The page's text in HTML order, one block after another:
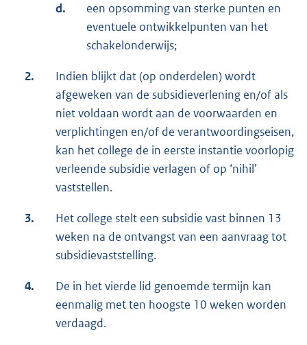
d.
een opsomming van sterke punten en
eventuele ontwikkelpunten van het
schakelonderwijs;
2.
Indien blijkt dat (op onderdelen) wordt
afgeweken van de subsidieverlening en/of als
niet voldaan wordt aan de voorwaarden en
verplichtingen en/of de verantwoordingseisen,
kan het college de in eerste instantie voorlopig
verleende subsidie verlagen of op ‘nihil’
vaststellen.
3.
Het college stelt een subsidie vast binnen 13
weken na de ontvangst van een aanvraag tot
subsidievaststelling.
4.
De in het vierde lid genoemde termijn kan
eenmalig met ten hoogste 10 weken worden
verdaagd.